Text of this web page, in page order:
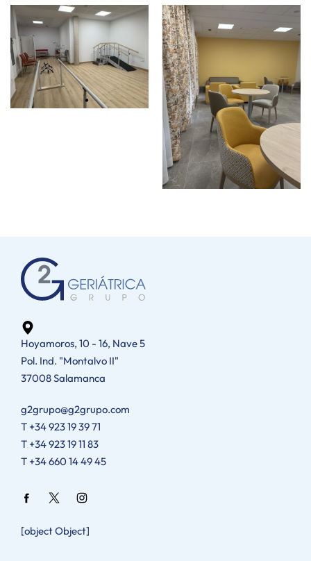
Hoyamoros, 10 - 16, Nave 5
Pol. Ind. "Montalvo II"
37008 Salamanca
g2grupo@g2grupo.com
T +34 923 19 39 71
T +34 923 19 11 83
T +34 660 14 49 45
[object Object]